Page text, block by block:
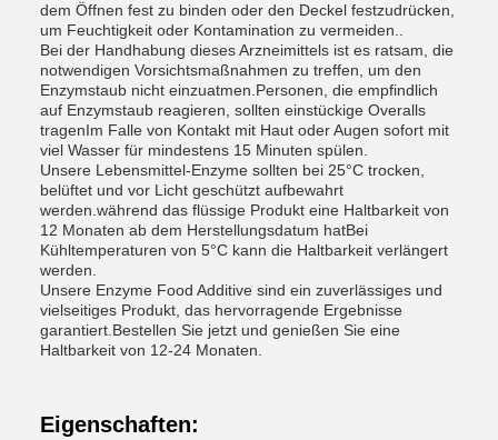
dem Öffnen fest zu binden oder den Deckel festzudrücken,
um Feuchtigkeit oder Kontamination zu vermeiden..
Bei der Handhabung dieses Arzneimittels ist es ratsam, die
notwendigen Vorsichtsmaßnahmen zu treffen, um den
Enzymstaub nicht einzuatmen.Personen, die empfindlich
auf Enzymstaub reagieren, sollten einstückige Overalls
tragenIm Falle von Kontakt mit Haut oder Augen sofort mit
viel Wasser für mindestens 15 Minuten spülen.
Unsere Lebensmittel-Enzyme sollten bei 25°C trocken,
belüftet und vor Licht geschützt aufbewahrt
werden.während das flüssige Produkt eine Haltbarkeit von
12 Monaten ab dem Herstellungsdatum hatBei
Kühltemperaturen von 5°C kann die Haltbarkeit verlängert
werden.
Unsere Enzyme Food Additive sind ein zuverlässiges und
vielseitiges Produkt, das hervorragende Ergebnisse
garantiert.Bestellen Sie jetzt und genießen Sie eine
Haltbarkeit von 12-24 Monaten.
Eigenschaften: